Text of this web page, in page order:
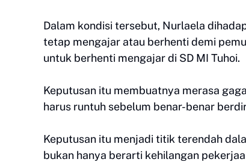
Dalam kondisi tersebut, Nurlaela
tetap mengajar atau berhenti demi
untuk berhenti mengajar di SD MI Tuhoi.
Keputusan itu membuatnya merasa
harus runtuh sebelum benar-benar
Keputusan itu menjadi titik terendah
bukan hanya berarti kehilangan